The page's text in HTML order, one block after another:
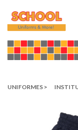
UNIFORMES >